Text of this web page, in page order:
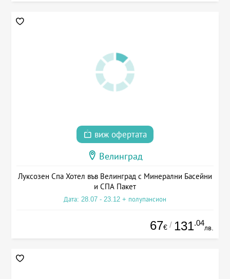
виж офертата
Велинград
Луксозен Спа Хотел във Велинград с Минерални Басейни
и СПА Пакет
Дата: 28.07 - 23.12 + полупансион
67€ / 131.04
лв.